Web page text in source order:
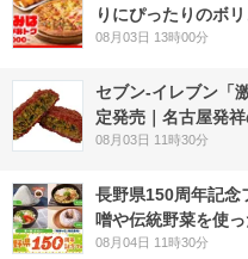
りにぴったりのボ
08月03日 13時00分
セブン-イレブン「
定発売｜名古屋発
08月03日 11時30分
長野県150周年記
噌や伝統野菜を使
08月04日 11時30分